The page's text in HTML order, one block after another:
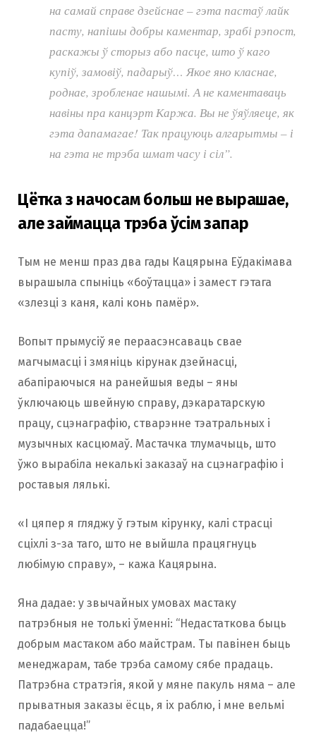
на самай справе дзейснае – гэта пастаў лайк
пасту, напішы добры каментар, зрабі рэпост,
раскажы ў сторыз або пасце, што ў каго
купіў, замовіў, падарыў… Якое яно класнае,
роднае, зробленае нашымі. А не каментаваць
навіны пра канцэрт Каржа. Вы не ўяўляеце, як
гэта дапамагае! Так працуюць алгарытмы – і
на гэта не трэба шмат часу і сіл”.
Цётка з начосам больш не вырашае,
але займацца трэба ўсім запар
Тым не менш праз два гады Кацярына Еўдакімава
вырашыла спыніць «боўтацца» і замест гэтага
«злезці з каня, калі конь памёр».
Вопыт прымусіў яе пераасэнсаваць свае
магчымасці і змяніць кірунак дзейнасці,
абапіраючыся на ранейшыя веды – яны
ўключаюць швейную справу, дэкаратарскую
працу, сцэнаграфію, стварэнне тэатральных і
музычных касцюмаў. Мастачка тлумачыць, што
ўжо вырабіла некалькі заказаў на сцэнаграфію і
роставыя лялькі.
«І цяпер я гляджу ў гэтым кірунку, калі страсці
сціхлі з-за таго, што не выйшла працягнуць
любімую справу», – кажа Кацярына.
Яна дадае: у звычайных умовах мастаку
патрэбныя не толькі ўменні: “Недастаткова быць
добрым мастаком або майстрам. Ты павінен быць
менеджарам, табе трэба самому сябе прадаць.
Патрэбна стратэгія, якой у мяне пакуль няма – але
прыватныя заказы ёсць, я іх раблю, і мне вельмі
падабаецца!”